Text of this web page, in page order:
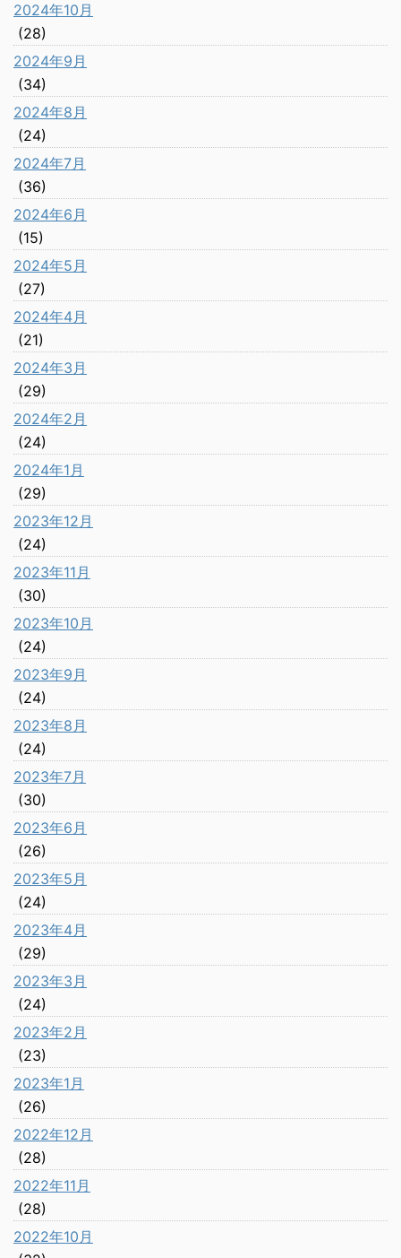
2024年10月
(28)
2024年9月
(34)
2024年8月
(24)
2024年7月
(36)
2024年6月
(15)
2024年5月
(27)
2024年4月
(21)
2024年3月
(29)
2024年2月
(24)
2024年1月
(29)
2023年12月
(24)
2023年11月
(30)
2023年10月
(24)
2023年9月
(24)
2023年8月
(24)
2023年7月
(30)
2023年6月
(26)
2023年5月
(24)
2023年4月
(29)
2023年3月
(24)
2023年2月
(23)
2023年1月
(26)
2022年12月
(28)
2022年11月
(28)
2022年10月